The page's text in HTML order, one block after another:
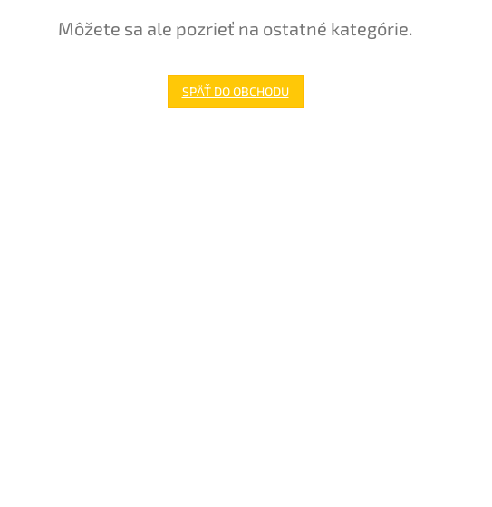
Môžete sa ale pozrieť na ostatné kategórie.
SPÄŤ DO OBCHODU